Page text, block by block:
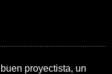
proyectista, un